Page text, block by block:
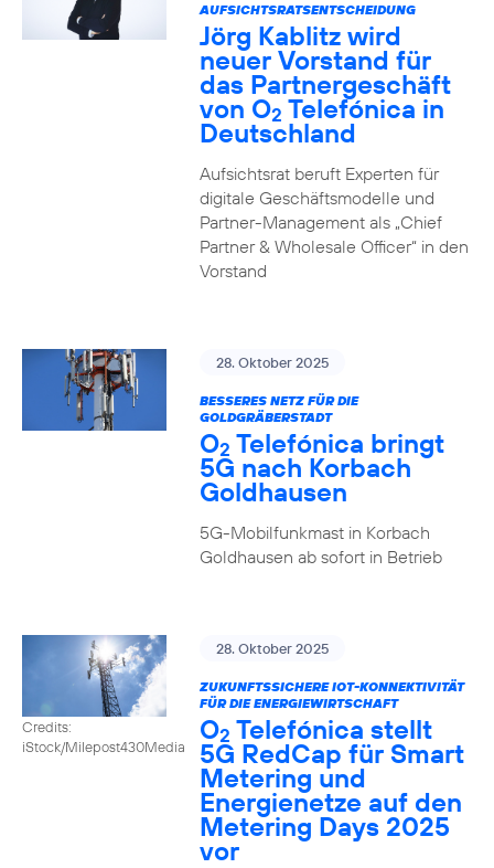
AUFSICHTSRATSENTSCHEIDUNG
Jörg Kablitz wird
neuer Vorstand für
das Partnergeschäft
von O2 Telefónica in
Deutschland
Aufsichtsrat beruft Experten für
digitale Geschäftsmodelle und
Partner-Management als „Chief
Partner & Wholesale Officer“ in den
Vorstand
28. Oktober 2025
BESSERES NETZ FÜR DIE
GOLDGRÄBERSTADT
O2 Telefónica bringt
5G nach Korbach
Goldhausen
5G-Mobilfunkmast in Korbach
Goldhausen ab sofort in Betrieb
Credits:
iStock/Milepost430Media
28. Oktober 2025
ZUKUNFTSSICHERE IOT-KONNEKTIVITÄT
FÜR DIE ENERGIEWIRTSCHAFT
O2 Telefónica stellt
5G RedCap für Smart
Metering und
Energienetze auf den
Metering Days 2025
vor